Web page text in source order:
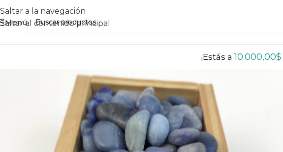
Saltar a la navegación
Saltar al contenido principal
Menú
¡Estás a10.000,00$